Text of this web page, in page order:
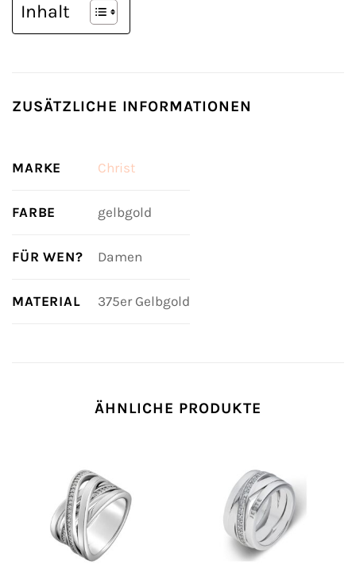
Inhalt
ZUSÄTZLICHE INFORMATIONEN
MARKE Christ
FARBE gelbgold
FÜR WEN? Damen
MATERIAL 375er Gelbgold
ÄHNLICHE PRODUKTE